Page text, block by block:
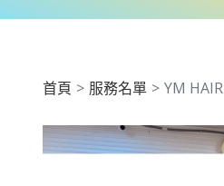
首頁 服務名單 YM HAIR